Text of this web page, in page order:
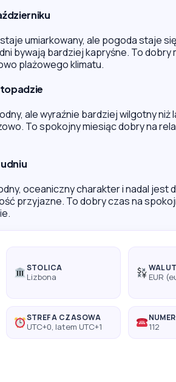
umiarkowany, ale pogoda staje
bywają bardziej kapryśne. To
plażowego klimatu.
ale wyraźnie bardziej wilgotny
To spokojny miesiąc dobry na
oceaniczny charakter i nadal jest
przyjazne. To dobry czas na
STOLICA
Lizbona EUR
STREFA CZASOWA
UTC+0, latem UTC+1 112